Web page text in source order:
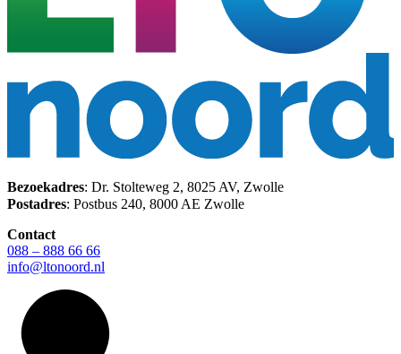
Bezoekadres: Dr. Stolteweg 2, 8025 AV, Zwolle
Postadres: Postbus 240, 8000 AE Zwolle
Contact
088 – 888 66 66
info@ltonoord.nl